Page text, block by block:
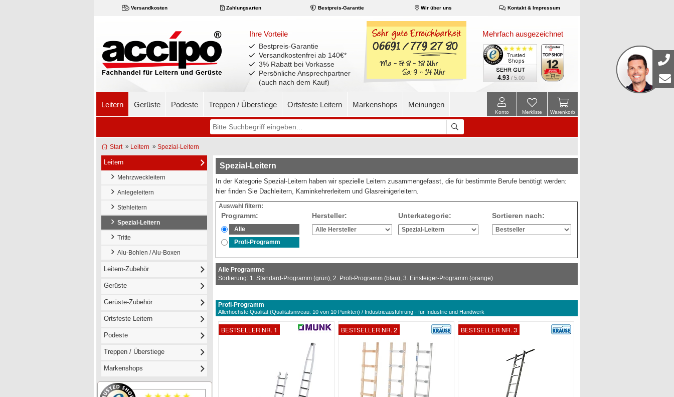
Versandkosten Zahlungsarten Bestpreis-Garantie Wir über uns Kontakt & Impressum
Ihre Vorteile
Bestpreis-Garantie
Versandkostenfrei ab 140€*
3% Rabatt bei Vorkasse
Persönliche Ansprechpartner
(auch nach dem Kauf)
Mehrfach ausgezeichnet
4.93 / 5.00
Leitern Gerüste Podeste Treppen / Überstiege Ortsfeste Leitern Markenshops Meinungen
Warenkorb
Merkliste
Konto
Start» Leitern » Spezial-Leitern
Leitern
Mehrzweckleitern
Anlegeleitern
Stehleitern
Spezial-Leitern
Tritte
Alu-Bohlen / Alu-Boxen
Leitern-Zubehör
Gerüste
Gerüste-Zubehör
Ortsfeste Leitern
Podeste
Treppen / Überstiege
Markenshops
Spezial-Leitern
In der Kategorie Spezial-Leitern haben wir spezielle Leitern zusammengefasst, die für bestimmte Berufe benötigt werden:
hier finden Sie Dachleitern, Kaminkehrerleitern und Glasreinigerleitern.
Auswahl filtern:
Programm:
Alle
Profi-Programm
Hersteller: Unterkategorie: Sortieren nach:
Alle Programme
Sortierung: 1. Standard-Programm (grün), 2. Profi-Programm (blau), 3. Einsteiger-Programm (orange)
Profi-Programm
Allerhöchste Qualität (Qualitätsniveau: 10 von 10 Punkten) / Industrieausführung - für Industrie und Handwerk
BESTSELLER NR. 1 BESTSELLER NR. 2 BESTSELLER NR. 3